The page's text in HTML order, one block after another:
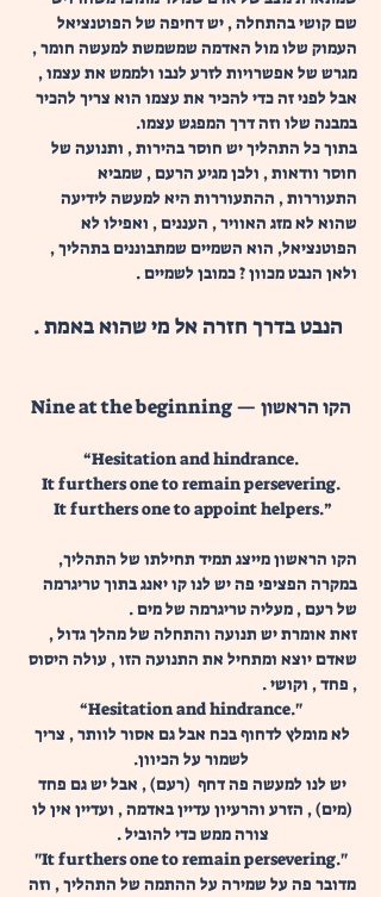
שם קושי בהתחלה , יש דחיפה של הפוטנציאל
העמוק שלו מול האדמה שמשמשת למעשה חומר ,
מגרש של אפשרויות לזרע לנבו ולממש את עצמו ,
אבל לפני זה כדי להכיר את עצמו הוא צריך להכיר
במבנה שלו וזה דרך המפגש עצמו.
בתוך כל התהליך יש חוסר בהירות , ותנועה של
חוסר וודאות , ולכן מגיע הרעם , שמביא
התעוררות , ההתעוררות היא למעשה לידיעה
שהוא לא מזג האוויר , העננים , ואפילו לא
הפוטנציאל, הוא השמיים שמתבוננים בתהליך ,
ולאן הנבט מכוון ? כמובן לשמיים .
הקו הראשון — Nine at the beginning
“Hesitation and hindrance.
It furthers one to remain persevering.
It furthers one to appoint helpers.”
הקו הראשון מייצג תמיד תחילתו של התהליך,
במקרה הפציפי פה יש לנו קו יאנג בתוך טריגרמה
של רעם , מעליה טריגרמה של מים .
זאת אומרת יש תנועה והתחלה של מהלך גדול ,
שאדם יוצא ומתחיל את התנועה הזו , עולה היסוס
, פחד , וקושי .
“Hesitation and hindrance."
לא מומלץ לדחוף בכח אבל גם אסור לוותר , צריך
לשמור על הכיוון.
יש לנו למעשה פה דחף  (רעם) , אבל יש גם פחד
(מים) , הזרע והרעיון עדיין באדמה , ועדיין אין לו
צורה ממש כדי להוביל .
"It furthers one to remain persevering."
מדובר פה על שמירה על ההתמה של התהליך , וזה